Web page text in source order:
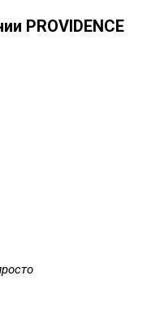
PROVIDENCE